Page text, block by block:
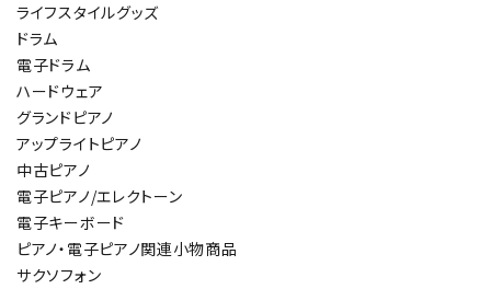
ライフスタイルグッズ
ドラム
電子ドラム
ハードウェア
グランドピアノ
アップライトピアノ
中古ピアノ
電子ピアノ/エレクトーン
電子キーボード
ピアノ・電子ピアノ関連小物商品
サクソフォン